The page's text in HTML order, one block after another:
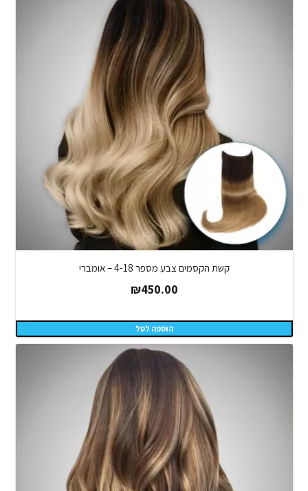
קשת הקסמים צבע מספר 4-18 – אומברי
₪450.00
הוספה לסל